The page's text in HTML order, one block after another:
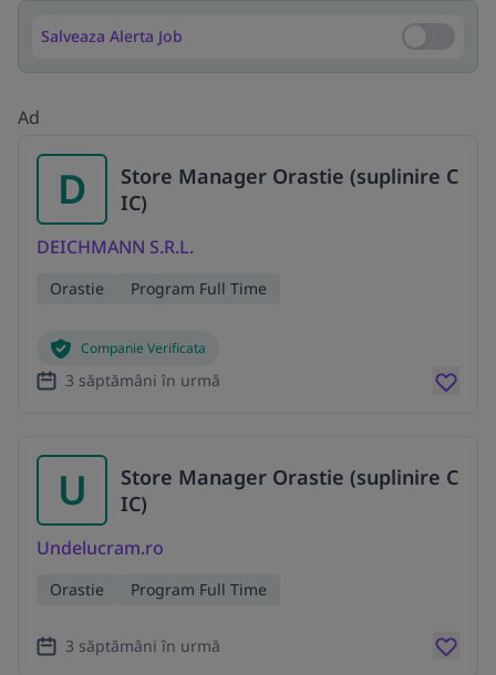
Salveaza Alerta Job Salveaza
Ad
D
Store Manager Orastie (suplinire C
IC)
DEICHMANN S.R.L.
Orastie Program Full Time
Companie Verificata
3 săptămâni în urmă
U
Store Manager Orastie (suplinire C
IC)
Undelucram.ro
Orastie Program Full Time
3 săptămâni în urmă